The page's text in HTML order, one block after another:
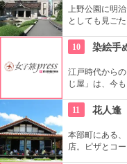
上野公園に明
としても見ご
す。オリジナ
もできるカフ
10 染絵手
江戸時代から
じ屋」は、今
地の小物も各
11 花人逢
本部町にある
店。ピザとコ